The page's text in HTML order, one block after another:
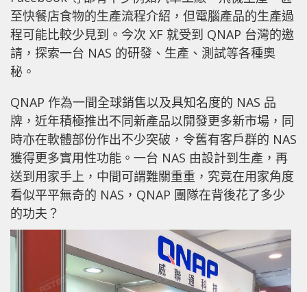
至快餐店食物的生產流程介紹，但電腦產品的生產過
程可能比較少見到。今次 XF 就受到 QNAP 台灣的邀
請，探索一台 NAS 的研發、生產、測試等各種奧
秘。
QNAP 作為一間全球銷售以及具知名度的 NAS 品
牌，近年積極推出不同新產品以開發更多新市場，同
時亦在軟體部份作出不少突破，令舊有客戶群的 NAS
獲得更多實用性功能。一台 NAS 由設計到生產，再
送到用家手上，中間可謂難關重重，究竟在用家角度
看似平平無奇的 NAS，QNAP 團隊在背後花了多少
的功夫？